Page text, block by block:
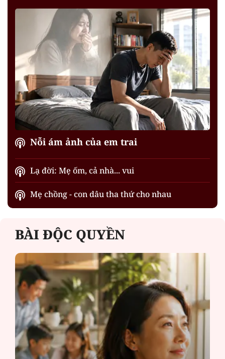
Nỗi ám ảnh của em trai
Lạ đời: Mẹ ốm, cả nhà... vui
Mẹ chồng - con dâu tha thứ cho nhau
BÀI ĐỘC QUYỀN